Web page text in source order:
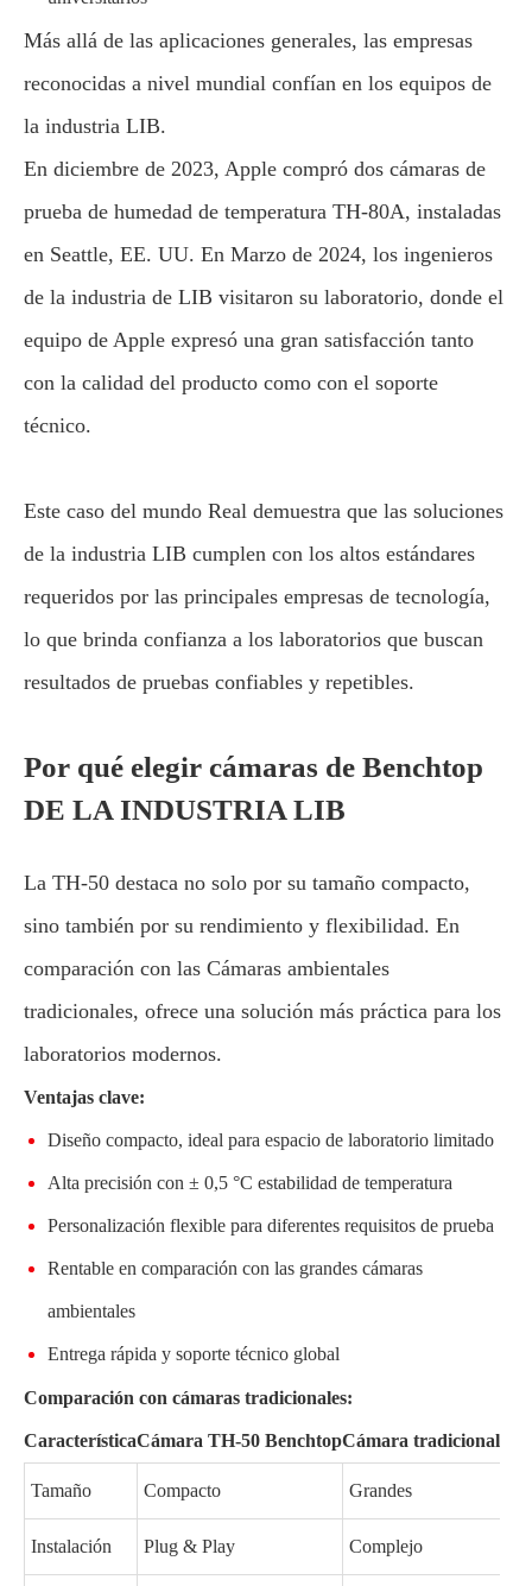
Más allá de las aplicaciones generales, las empresas
reconocidas a nivel mundial confían en los equipos de
la industria LIB.
En diciembre de 2023, Apple compró dos cámaras de
prueba de humedad de temperatura TH-80A, instaladas
en Seattle, EE. UU. En Marzo de 2024, los ingenieros
de la industria de LIB visitaron su laboratorio, donde el
equipo de Apple expresó una gran satisfacción tanto
con la calidad del producto como con el soporte
técnico.
Este caso del mundo Real demuestra que las soluciones
de la industria LIB cumplen con los altos estándares
requeridos por las principales empresas de tecnología,
lo que brinda confianza a los laboratorios que buscan
resultados de pruebas confiables y repetibles.
Por qué elegir cámaras de Benchtop
DE LA INDUSTRIA LIB
La TH-50 destaca no solo por su tamaño compacto,
sino también por su rendimiento y flexibilidad. En
comparación con las Cámaras ambientales
tradicionales, ofrece una solución más práctica para los
laboratorios modernos.
Ventajas clave:
Diseño compacto, ideal para espacio de laboratorio limitado
Alta precisión con ± 0,5 °C estabilidad de temperatura
Personalización flexible para diferentes requisitos de prueba
Rentable en comparación con las grandes cámaras
ambientales
Entrega rápida y soporte técnico global
Comparación con cámaras tradicionales:
CaracterísticaCámara TH-50 BenchtopCámara tradicional
Tamaño Compacto Grandes
Instalación Plug & Play Complejo